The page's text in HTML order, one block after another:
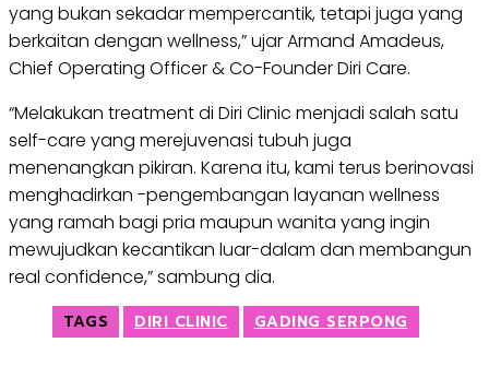
yang bukan sekadar mempercantik, tetapi juga yang
berkaitan dengan wellness,” ujar Armand Amadeus,
Chief Operating Officer & Co-Founder Diri Care.
“Melakukan treatment di Diri Clinic menjadi salah satu
self-care yang merejuvenasi tubuh juga
menenangkan pikiran. Karena itu, kami terus berinovasi
menghadirkan -pengembangan layanan wellness
yang ramah bagi pria maupun wanita yang ingin
mewujudkan kecantikan luar-dalam dan membangun
real confidence,” sambung dia.
TAGS DIRI CLINIC GADING SERPONG